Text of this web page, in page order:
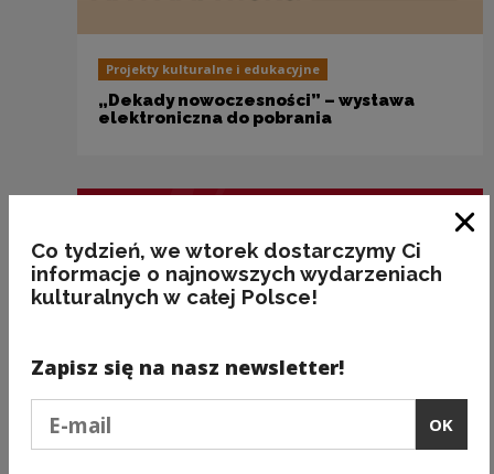
Projekty kulturalne i edukacyjne
„Dekady nowoczesności” – wystawa
elektroniczna do pobrania
Co tydzień, we wtorek dostarczymy Ci
informacje o najnowszych wydarzeniach
kulturalnych w całej Polsce!
Zapisz się na nasz newsletter!
OK